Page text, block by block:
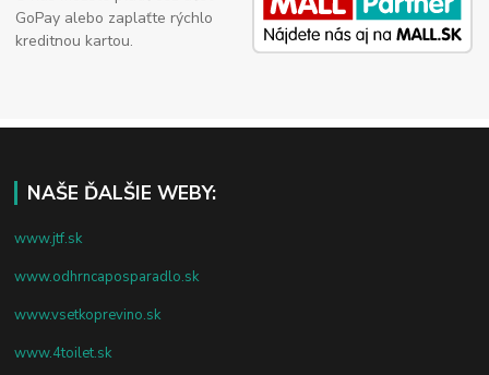
GoPay alebo zaplaťte rýchlo
kreditnou kartou.
NAŠE ĎALŠIE WEBY:
www.jtf.sk
www.odhrncaposparadlo.sk
www.vsetkoprevino.sk
www.4toilet.sk